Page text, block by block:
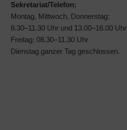
Sekretariat/Telefon:
Montag, Mittwoch, Donnerstag:
8.30–11.30 Uhr und 13.00–16.00 Uhr
Freitag: 08.30–11.30 Uhr
Dienstag ganzer Tag geschlossen.